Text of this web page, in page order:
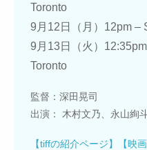
Toronto
9月12日（月）12pm –
9月13日（火）
Toronto
監督：深田晃司
出演： 木村文乃、永山絢
【tiffの紹介ページ】 【映